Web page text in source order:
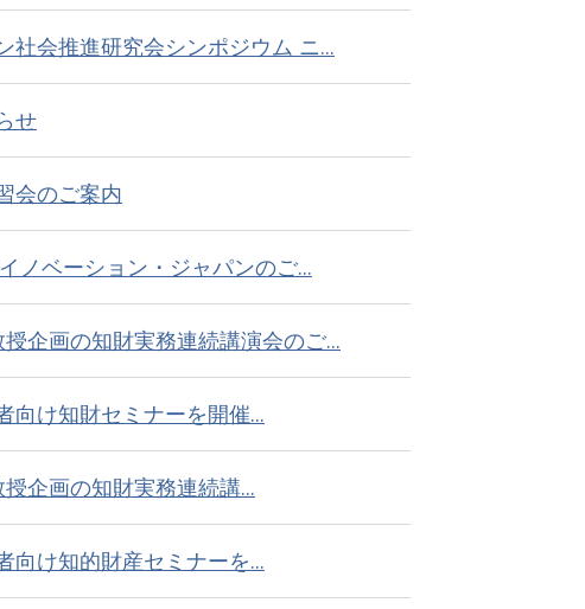
社会推進研究会シンポジウム ニ...
せ
会のご案内
ノベーション・ジャパンのご...
企画の知財実務連続講演会のご...
向け知財セミナーを開催...
企画の知財実務連続講...
向け知的財産セミナーを...